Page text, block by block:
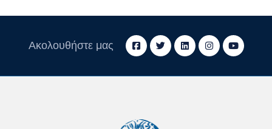
Ακολουθήστε μας